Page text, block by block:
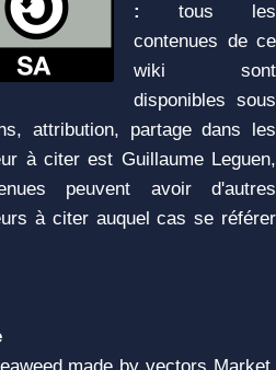
:
tous les
contenues de ce
wiki sont
disponibles sous
attribution, partage dans les
à citer est Guillaume Leguen,
peuvent avoir d'autres
à citer auquel cas se référer